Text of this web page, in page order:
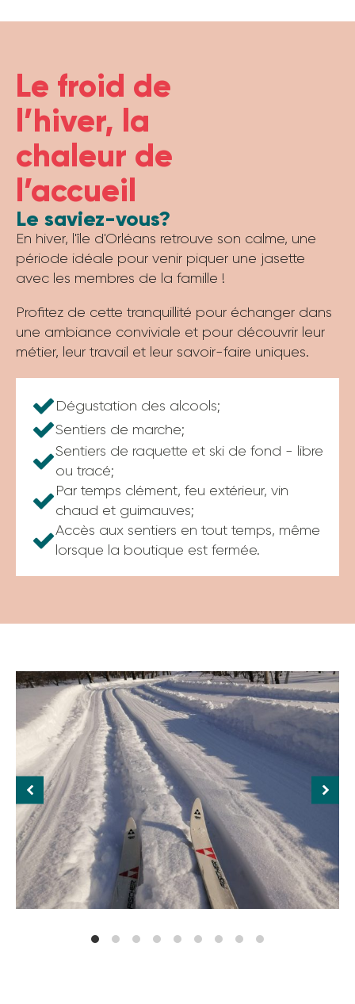
Le froid de
l’hiver, la
chaleur de
l’accueil
Le saviez-vous?
En hiver, l'île d'Orléans retrouve son calme, une
période idéale pour venir piquer une jasette
avec les membres de la famille !
Profitez de cette tranquillité pour échanger dans
une ambiance conviviale et pour découvrir leur
métier, leur travail et leur savoir-faire uniques.
Dégustation des alcools;
Sentiers de marche;
Sentiers de raquette et ski de fond - libre
ou tracé;
Par temps clément, feu extérieur, vin
chaud et guimauves;
Accès aux sentiers en tout temps, même
lorsque la boutique est fermée.